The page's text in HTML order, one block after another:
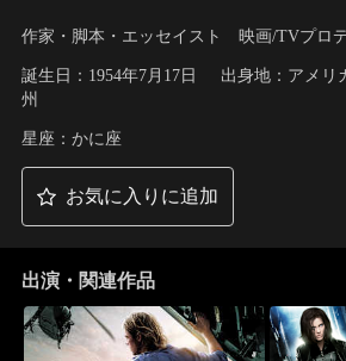
作家・脚本・エッセイスト 映画/TVプロ
誕生日：1954年7月17日
出身地：アメリ
州
星座：かに座
お気に入りに追加
出演・関連作品